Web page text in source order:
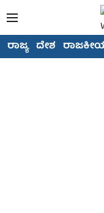
ರಾಜ್ಯ ದೇಶ